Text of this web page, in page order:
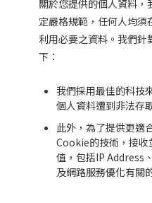
關於您提供的個人資料
定嚴格規範，任何人均
利用必要之資料。我們針
下：
我們採用最佳的科技
個人資料遭到非法存
此外，為了提供更適
Cookie的技術，接收
值，包括IP Address
及網路服務優化有關